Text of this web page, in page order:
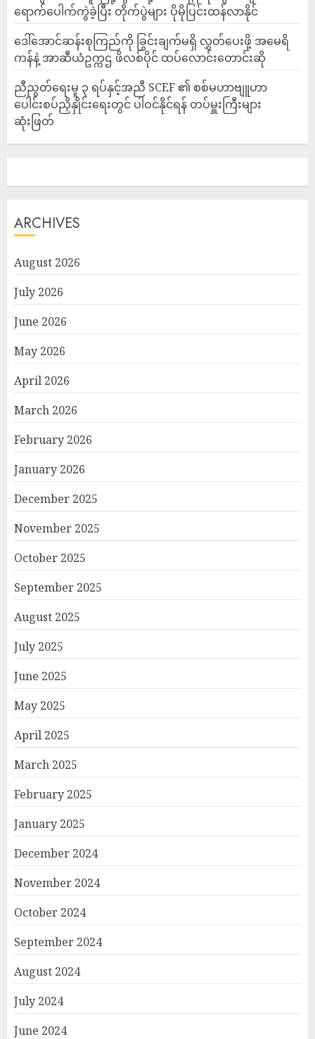
ရောက်ပေါက်ကွဲခဲ့ပြီး တိုက်ပွဲများ ပိုမိုပြင်းထန်လာနိုင်
ဒေါ်အောင်ဆန်းစုကြည်ကို ခြွင်းချက်မရှိ လွှတ်ပေးဖို့ အမေရိ
ကန်နဲ့ အာဆီယံဥက္ကဌ ဖိလစ်ပိုင် ထပ်လောင်းတောင်းဆို
ညီညွတ်ရေးမူ ၃ ရပ်နှင့်အညီ SCEF ၏ စစ်မဟာဗျူဟာ
ပေါင်းစပ်ညှိနှိုင်းရေးတွင် ပါဝင်နိုင်ရန် တပ်မှူးကြီးများ
ဆုံးဖြတ်
ARCHIVES
August 2026
July 2026
June 2026
May 2026
April 2026
March 2026
February 2026
January 2026
December 2025
November 2025
October 2025
September 2025
August 2025
July 2025
June 2025
May 2025
April 2025
March 2025
February 2025
January 2025
December 2024
November 2024
October 2024
September 2024
August 2024
July 2024
June 2024